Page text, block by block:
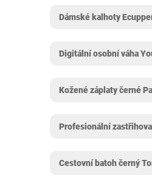
Dámské kalhoty
Digitální osobní váha
Kožené záplaty černé
Profesionální
Cestovní batoh černý